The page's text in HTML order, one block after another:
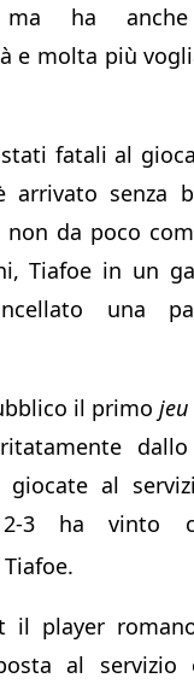
ma ha
e molta più
fatali al
senza
non da poco
Tiafoe in un
una
il primo jeu
al
3 ha vinto
Tiafoe.
il player
al